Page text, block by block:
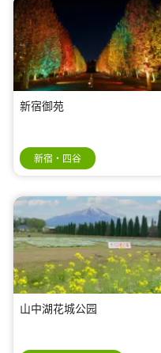
新宿御苑
新宿・四谷
山中湖花城公园